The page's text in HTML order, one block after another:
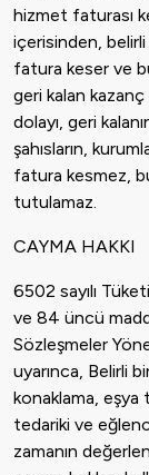
hizmet faturası
içerisinden, belirli
fatura keser ve
geri kalan
dolayı, geri
şahısların,
fatura kesmez,
tutulamaz.
CAYMA HAKKI
6502 sayılı
ve 84 üncü
Sözleşmeler
uyarınca, Belirli
konaklama, eşya
tedariki ve
zamanın